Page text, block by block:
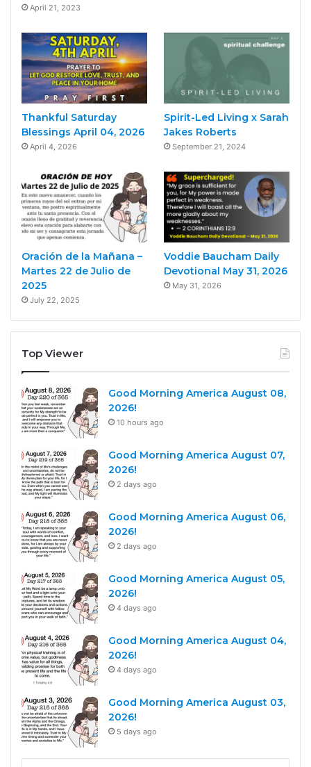
April 21, 2023
Thankful Saturday
Blessings April 04, 2026
April 4, 2026
Spirit-Led Living x Sarah
Jakes Roberts
September 21, 2024
Oración de la Mañana –
Martes 22 de Julio de
2025
July 22, 2025
Voddie Baucham Daily
Devotional May 31, 2026
May 31, 2026
Top Viewer
Good Morning America August 08,
2026!
10 hours ago
Good Morning America August 07,
2026!
2 days ago
Good Morning America August 06,
2026!
2 days ago
Good Morning America August 05,
2026!
4 days ago
Good Morning America August 04,
2026!
4 days ago
Good Morning America August 03,
2026!
5 days ago